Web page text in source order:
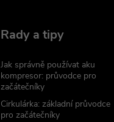
Rady a tipy
Jak správně používat aku
kompresor: průvodce pro
začátečníky
Cirkulárka: základní průvodce
pro začátečníky